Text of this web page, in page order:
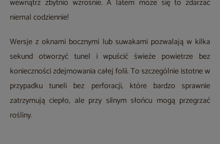
wewnątrz zbytnio wzrośnie. A latem może się to zdarzać
niemal codziennie!
Wersje z oknami bocznymi lub suwakami pozwalają w kilka
sekund otworzyć tunel i wpuścić świeże powietrze bez
konieczności zdejmowania całej folii. To szczególnie istotne w
przypadku tuneli bez perforacji, które bardzo sprawnie
zatrzymują ciepło, ale przy silnym słońcu mogą przegrzać
rośliny.